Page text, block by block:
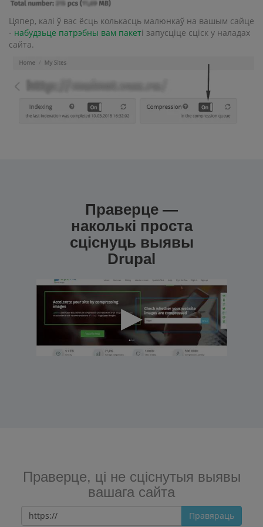
Цяпер, калі ў вас ёсць колькасць малюнкаў на вашым сайце
- набудзьце патрэбны вам пакеті запусціце сціск у наладах
сайта.
Праверце —
наколькі проста
сціснуць выявы
Drupal
Праверце, ці не сціснутыя выявы
вашага сайта
Правяраць